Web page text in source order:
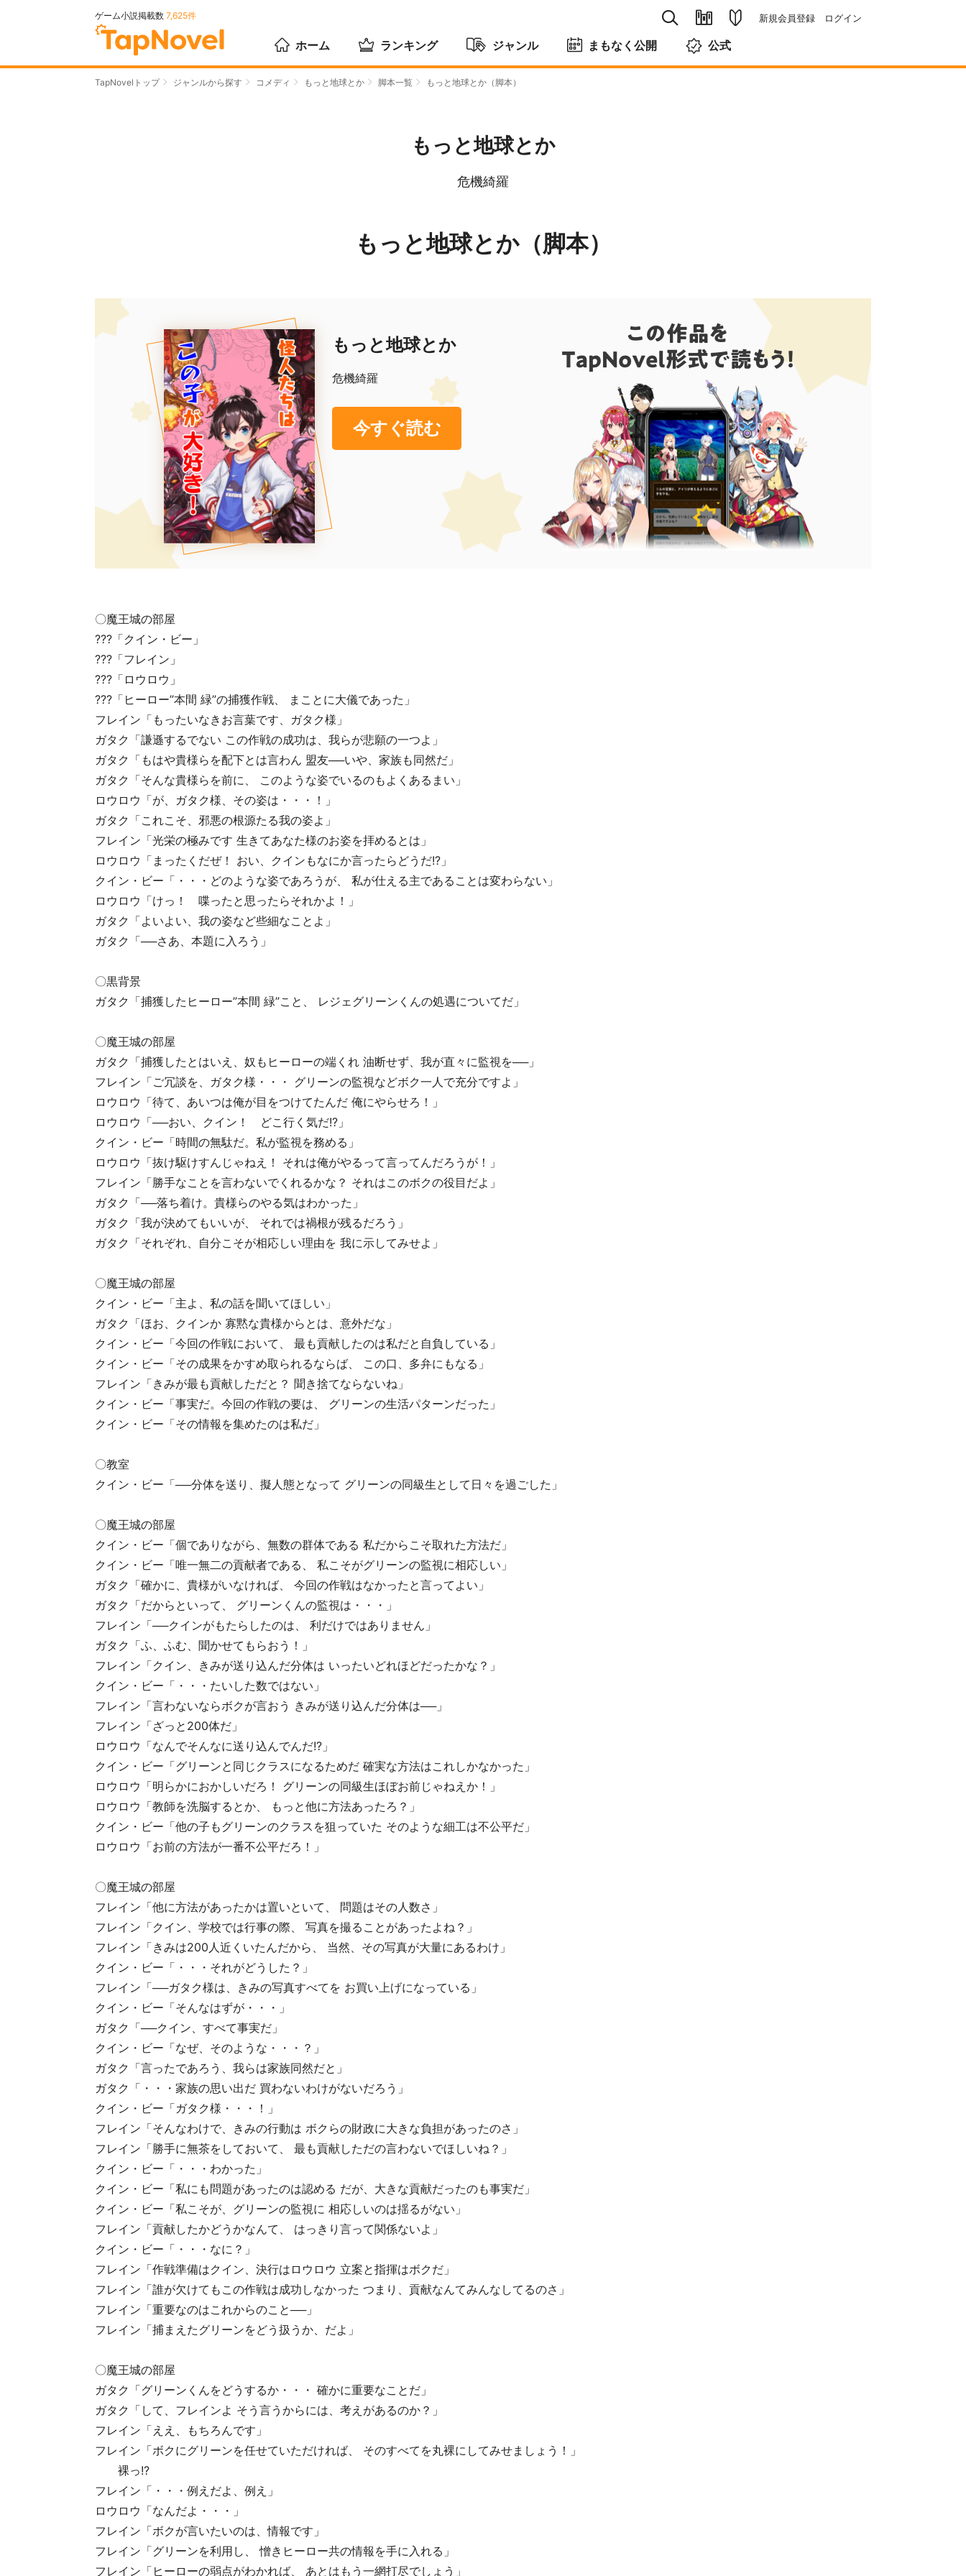
ゲーム小説掲載数 7,625件 新規会員登録 ログイン
ホーム ランキング ジャンル まもなく公開 公式
TapNovelトップ ジャンルから探す コメディ もっと地球とか 脚本一覧 もっと地球とか（脚本）
もっと地球とか
危機綺羅
もっと地球とか（脚本）
もっと地球とか
危機綺羅
今すぐ読む
〇魔王城の部屋
???「クイン・ビー」
???「フレイン」
???「ロウロウ」
???「ヒーロー”本間 緑”の捕獲作戦、 まことに大儀であった」
フレイン「もったいなきお言葉です、ガタク様」
ガタク「謙遜するでない この作戦の成功は、我らが悲願の一つよ」
ガタク「もはや貴様らを配下とは言わん 盟友──いや、家族も同然だ」
ガタク「そんな貴様らを前に、 このような姿でいるのもよくあるまい」
ロウロウ「が、ガタク様、その姿は・・・！」
ガタク「これこそ、邪悪の根源たる我の姿よ」
フレイン「光栄の極みです 生きてあなた様のお姿を拝めるとは」
ロウロウ「まったくだぜ！ おい、クインもなにか言ったらどうだ!?」
クイン・ビー「・・・どのような姿であろうが、 私が仕える主であることは変わらない」
ロウロウ「けっ！ 喋ったと思ったらそれかよ！」
ガタク「よいよい、我の姿など些細なことよ」
ガタク「──さあ、本題に入ろう」
〇黒背景
ガタク「捕獲したヒーロー”本間 緑”こと、 レジェグリーンくんの処遇についてだ」
〇魔王城の部屋
ガタク「捕獲したとはいえ、奴もヒーローの端くれ 油断せず、我が直々に監視を──」
フレイン「ご冗談を、ガタク様・・・ グリーンの監視などボク一人で充分ですよ」
ロウロウ「待て、あいつは俺が目をつけてたんだ 俺にやらせろ！」
ロウロウ「──おい、クイン！ どこ行く気だ!?」
クイン・ビー「時間の無駄だ。私が監視を務める」
ロウロウ「抜け駆けすんじゃねえ！ それは俺がやるって言ってんだろうが！」
フレイン「勝手なことを言わないでくれるかな？ それはこのボクの役目だよ」
ガタク「──落ち着け。貴様らのやる気はわかった」
ガタク「我が決めてもいいが、 それでは禍根が残るだろう」
ガタク「それぞれ、自分こそが相応しい理由を 我に示してみせよ」
〇魔王城の部屋
クイン・ビー「主よ、私の話を聞いてほしい」
ガタク「ほお、クインか 寡黙な貴様からとは、意外だな」
クイン・ビー「今回の作戦において、 最も貢献したのは私だと自負している」
クイン・ビー「その成果をかすめ取られるならば、 この口、多弁にもなる」
フレイン「きみが最も貢献しただと？ 聞き捨てならないね」
クイン・ビー「事実だ。今回の作戦の要は、 グリーンの生活パターンだった」
クイン・ビー「その情報を集めたのは私だ」
〇教室
クイン・ビー「──分体を送り、擬人態となって グリーンの同級生として日々を過ごした」
〇魔王城の部屋
クイン・ビー「個でありながら、無数の群体である 私だからこそ取れた方法だ」
クイン・ビー「唯一無二の貢献者である、 私こそがグリーンの監視に相応しい」
ガタク「確かに、貴様がいなければ、 今回の作戦はなかったと言ってよい」
ガタク「だからといって、 グリーンくんの監視は・・・」
フレイン「──クインがもたらしたのは、 利だけではありません」
ガタク「ふ、ふむ、聞かせてもらおう！」
フレイン「クイン、きみが送り込んだ分体は いったいどれほどだったかな？」
クイン・ビー「・・・たいした数ではない」
フレイン「言わないならボクが言おう きみが送り込んだ分体は──」
フレイン「ざっと200体だ」
ロウロウ「なんでそんなに送り込んでんだ!?」
クイン・ビー「グリーンと同じクラスになるためだ 確実な方法はこれしかなかった」
ロウロウ「明らかにおかしいだろ！ グリーンの同級生ほぼお前じゃねえか！」
ロウロウ「教師を洗脳するとか、 もっと他に方法あったろ？」
クイン・ビー「他の子もグリーンのクラスを狙っていた そのような細工は不公平だ」
ロウロウ「お前の方法が一番不公平だろ！」
〇魔王城の部屋
フレイン「他に方法があったかは置いといて、 問題はその人数さ」
フレイン「クイン、学校では行事の際、 写真を撮ることがあったよね？」
フレイン「きみは200人近くいたんだから、 当然、その写真が大量にあるわけ」
クイン・ビー「・・・それがどうした？」
フレイン「──ガタク様は、きみの写真すべてを お買い上げになっている」
クイン・ビー「そんなはずが・・・」
ガタク「──クイン、すべて事実だ」
クイン・ビー「なぜ、そのような・・・？」
ガタク「言ったであろう、我らは家族同然だと」
ガタク「・・・家族の思い出だ 買わないわけがないだろう」
クイン・ビー「ガタク様・・・！」
フレイン「そんなわけで、きみの行動は ボクらの財政に大きな負担があったのさ」
フレイン「勝手に無茶をしておいて、 最も貢献しただの言わないでほしいね？」
クイン・ビー「・・・わかった」
クイン・ビー「私にも問題があったのは認める だが、大きな貢献だったのも事実だ」
クイン・ビー「私こそが、グリーンの監視に 相応しいのは揺るがない」
フレイン「貢献したかどうかなんて、 はっきり言って関係ないよ」
クイン・ビー「・・・なに？」
フレイン「作戦準備はクイン、決行はロウロウ 立案と指揮はボクだ」
フレイン「誰が欠けてもこの作戦は成功しなかった つまり、貢献なんてみんなしてるのさ」
フレイン「重要なのはこれからのこと──」
フレイン「捕まえたグリーンをどう扱うか、だよ」
〇魔王城の部屋
ガタク「グリーンくんをどうするか・・・ 確かに重要なことだ」
ガタク「して、フレインよ そう言うからには、考えがあるのか？」
フレイン「ええ、もちろんです」
フレイン「ボクにグリーンを任せていただければ、 そのすべてを丸裸にしてみせましょう！」
裸っ!?
フレイン「・・・例えだよ、例え」
ロウロウ「なんだよ・・・」
フレイン「ボクが言いたいのは、情報です」
フレイン「グリーンを利用し、 憎きヒーロー共の情報を手に入れる」
フレイン「ヒーローの弱点がわかれば、 あとはもう一網打尽でしょう」